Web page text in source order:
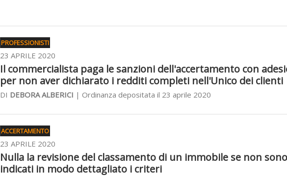
PROFESSIONISTI
23 APRILE 2020
Il commercialista paga le sanzioni dell'accertamento con
per non aver dichiarato i redditi completi nell'Unico dei clienti
DI DEBORA ALBERICI | Ordinanza depositata il 23 aprile 2020
ACCERTAMENTO
23 APRILE 2020
Nulla la revisione del classamento di un immobile se non sono
indicati in modo dettagliato i criteri